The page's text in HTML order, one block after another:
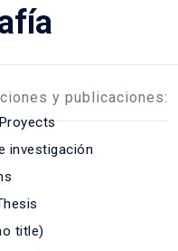
DISEÑO Y
y publicaciones:
investigación
title)